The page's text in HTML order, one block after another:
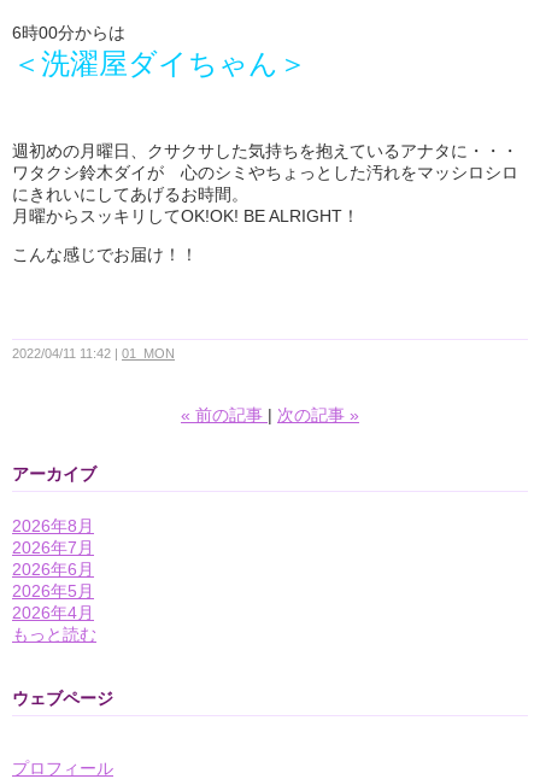
6時00分からは
＜洗濯屋ダイちゃん＞
週初めの月曜日、クサクサした気持ちを抱えているアナタに・・・
ワタクシ鈴木ダイが 心のシミやちょっとした汚れをマッシロシロ
にきれいにしてあげるお時間。
月曜からスッキリしてOK!OK! BE ALRIGHT！
こんな感じでお届け！！
2022/04/11 11:42 01_MON
« 前の記事 次の記事 »
アーカイブ
2026年8月
2026年7月
2026年6月
2026年5月
2026年4月
もっと読む
ウェブページ
プロフィール